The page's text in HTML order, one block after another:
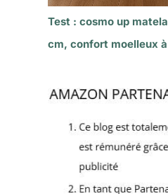
Test : cosmo up
cm, confort moelleux